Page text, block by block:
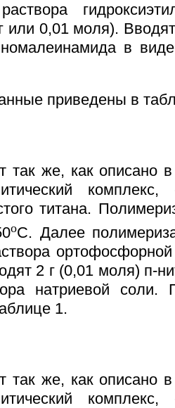
или 0,01 моля).
в
приведены в
так же, как описано
титана.
oС. Далее
2 г (0,01 моля) п-
натриевой соли.
1.
так же, как описано